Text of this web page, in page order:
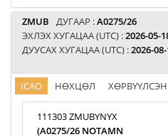
ZMUB ДУГААР :A0275/26
ЭХЛЭХ ХУГАЦАА (UTC) :2026-05-
ДУУСАХ ХУГАЦАА (UTC) :2026-
ICAO НӨХЦӨЛ ХӨРВҮҮЛСЭН
111303 ZMUBYNYX
(A0275/26 NOTAMN